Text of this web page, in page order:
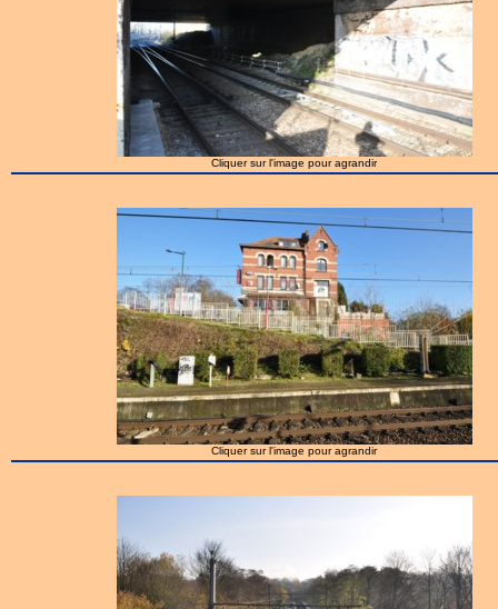
Cliquer sur l'image pour agrandir
Cliquer sur l'image pour agrandir